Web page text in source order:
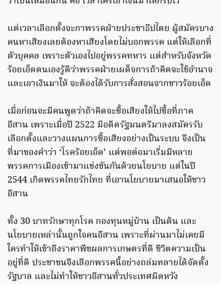
แต่เวลาเลือกตั้งจะกาพรรคฝ่ายประชาธิปไตย ผู้สมัครบาง
คนหาเสียงเลยต้องหาเสียงโดยไม่บอกพรรค แต่ให้เลือกที่
ตัวบุคคล เพราะตัวเองไปอยู่พรรคทหาร แต่สำหรับจังหวัด
ร้อยเอ็ดตนเองรู้ดีว่าพรรคฝ่ายเผด็จการถ้าคิดจะใช้อำนาจ
และเอาเงินมาให้ จะต้องได้รับการสั่งสอนจากชาวร้อยเอ็ด
เมื่อก่อนจะมีคนพูดว่าถ้าคิดจะซื้อเสียงให้ไปซื้อที่ภาค
อีสาน เพราะเมื่อปี 2522 มีอดีตรัฐมนตรีมาลงสมัครรับ
เลือกตั้งและวางแผนการซื้อเสียงอย่างเป็นระบบ จึงเป็น
ที่มาของคำว่า ‘โรคร้อยเอ็ด’ แต่พอต่อมาเริ่มมีหลาย
พรรคการเมืองเข้ามาแข่งขันกันด้วยนโยบาย แต่ในปี
2544 เกิดพรรคไทยรักไทย ที่เอานโยบายมาเสนอให้ชาว
อีสาน
ทั้ง 30 บาทรักษาทุกโรค กองทุนหมู่บ้าน เป็นต้น และ
นโยบายเหล่านั้นถูกใจคนอีสาน เพราะที่ผ่านมาไม่เคยมี
ใครทำให้เข้าถึงราคาพืชผลการเกษตรที่ดี ชีวิตความเป็น
อยู่ที่ดี ประชาชนจึงเลือกพรรคนี้อย่างถล่มทลายได้จัดตั้ง
รัฐบาล และไม่ทำให้ชาวอีสานทั่วประเทศผิดหวัง